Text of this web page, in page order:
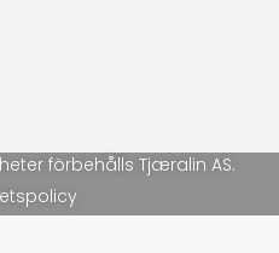
förbehålls Tjæralin AS.